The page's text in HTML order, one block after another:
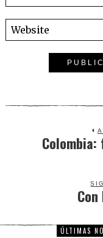
Colombia:
ÚLTIMAS